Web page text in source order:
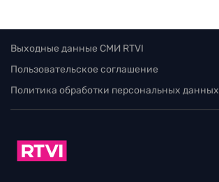
Выходные данные СМИ RTVI
Пользовательское соглашение
Политика обработки персональных данных